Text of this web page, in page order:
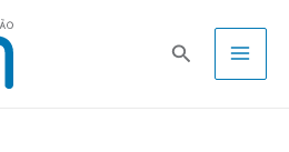
Pesquisa